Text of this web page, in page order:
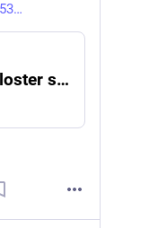
Deutschland: Kloster steht im Internet zum Verkauf